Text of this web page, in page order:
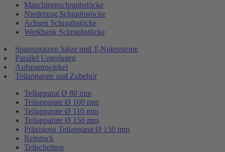
Maschinenschraubstöcke
Niederzug Schraubstöcke
Achsen Schraubstöcke
Werkbank Schraubstöcke
Spannpratzen Sätze und T-Nutensteine
Parallel Unterlagen
Aufspannwinkel
Teilapparate und Zubehör
Teilapparat Ø 80 mm
Teilapparate Ø 100 mm
Teilapparate Ø 110 mm
Teilapparate Ø 150 mm
Präzisions Teilapparat Ø 150 mm
Reitstock
Teilscheiben